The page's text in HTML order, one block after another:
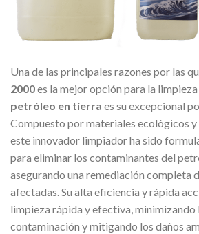
Una de las principales razones por las
2000es la mejor opción para la
petróleo en tierra es su excepcional
Compuesto por materiales ecológicos
este innovador limpiador ha sido
para eliminar los contaminantes del
asegurando una remediación completa
afectadas. Su alta eficiencia y rápida
limpieza rápida y efectiva, minimizando
contaminación y mitigando los daños